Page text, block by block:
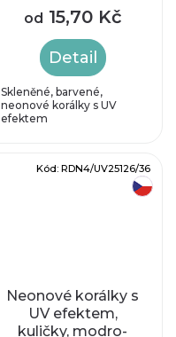
od 15,70 Kč
Detail
Skleněné, barvené,
neonové korálky s UV
efektem
Neonové korálky s
UV efektem,
kuličky, modro-
Kód: RDN4/UV25126/36